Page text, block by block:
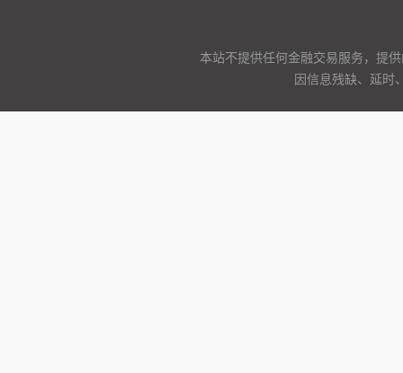
本站不提供任何金融交易服务，提
因信息残缺、延时